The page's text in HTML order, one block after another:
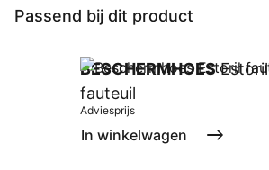
Passend bij dit product
BESCHERMHOESEstoril
fauteuil
Adviesprijs
In winkelwagen